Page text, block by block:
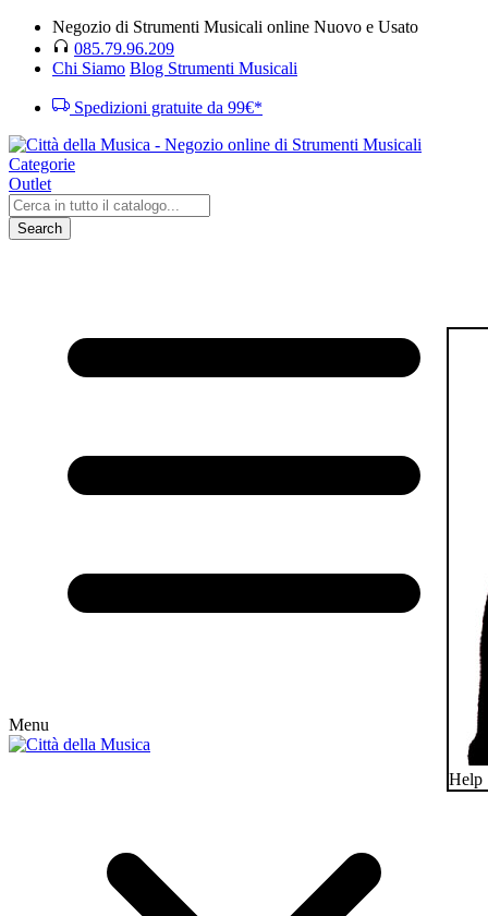
Negozio di Strumenti Musicali online Nuovo e Usato
085.79.96.209
Chi Siamo Blog Strumenti Musicali
Spedizioni gratuite da 99€*
Categorie
Outlet
Search
Menu
Help